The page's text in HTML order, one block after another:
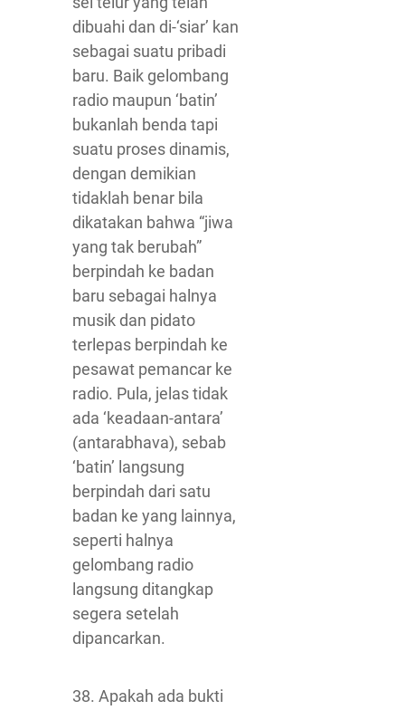
dibuahi dan di-‘siar’ kan
sebagai suatu pribadi
baru. Baik gelombang
radio maupun ‘batin’
bukanlah benda tapi
suatu proses dinamis,
dengan demikian
tidaklah benar bila
dikatakan bahwa “jiwa
yang tak berubah”
berpindah ke badan
baru sebagai halnya
musik dan pidato
terlepas berpindah ke
pesawat pemancar ke
radio. Pula, jelas tidak
ada ‘keadaan-antara’
(antarabhava), sebab
‘batin’ langsung
berpindah dari satu
badan ke yang lainnya,
seperti halnya
gelombang radio
langsung ditangkap
segera setelah
dipancarkan.
38. Apakah ada bukti